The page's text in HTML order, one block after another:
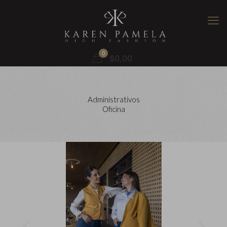
0 $0,00
Administrativos
Oficina